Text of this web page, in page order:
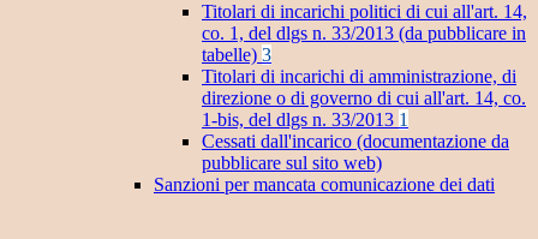
Titolari di incarichi politici di cui all'art. 14,
co. 1, del dlgs n. 33/2013 (da pubblicare in
tabelle) 3
Titolari di incarichi di amministrazione, di
direzione o di governo di cui all'art. 14, co.
1-bis, del dlgs n. 33/2013 1
Cessati dall'incarico (documentazione da
pubblicare sul sito web)
Sanzioni per mancata comunicazione dei dati